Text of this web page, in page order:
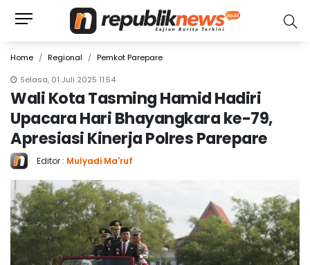
Home Regional
Pemkot Parepare
Selasa, 01 Juli 2025 11:54
Wali Kota Tasming Hamid Hadiri
Upacara Hari Bhayangkara ke-79,
Apresiasi Kinerja Polres Parepare
Editor : Mulyadi Ma'ruf